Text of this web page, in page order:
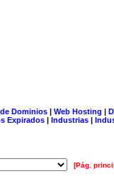
Dominios| Web Hosting |
Expirados | Industrias |
[Pág.